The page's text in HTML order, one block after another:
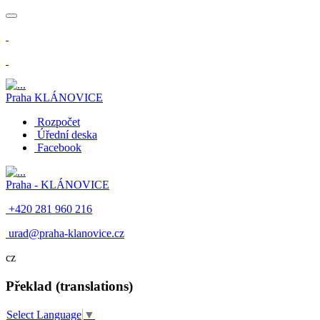
Praha KLÁNOVICE
Rozpočet
Úřední deska
Facebook
Praha - KLÁNOVICE
+420 281 960 216
urad@praha-klanovice.cz
cz
Překlad (translations)
Select Language ▼